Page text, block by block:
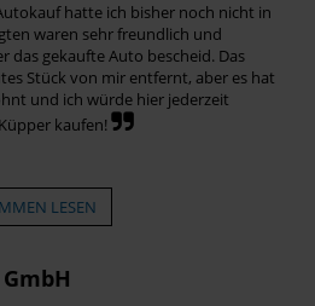
hatte ich bisher noch nicht in
waren sehr freundlich und
das gekaufte Auto bescheid. Das
Stück von mir entfernt, aber es hat
und ich würde hier jederzeit
kaufen!
LESEN